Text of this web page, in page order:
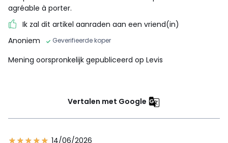
agréable à porter.
Ik zal dit artikel aanraden aan een vriend(in)
Anoniem
Geverifieerde koper
Mening oorspronkelijk gepubliceerd op Levis
Vertalen met Google
14/06/2026